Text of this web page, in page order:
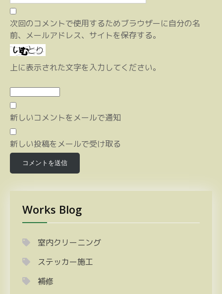
次回のコメントで使用するためブラウザーに自分の名
前、メールアドレス、サイトを保存する。
上に表示された文字を入力してください。
新しいコメントをメールで通知
新しい投稿をメールで受け取る
Works Blog
室内クリーニング
ステッカー施工
補修